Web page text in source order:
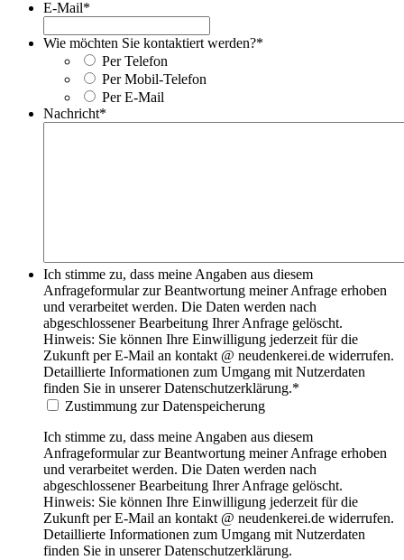
E-Mail*
Wie möchten Sie kontaktiert werden?*
Per Telefon
Per Mobil-Telefon
Per E-Mail
Nachricht*
Ich stimme zu, dass meine Angaben aus diesem
Anfrageformular zur Beantwortung meiner Anfrage erhoben
und verarbeitet werden. Die Daten werden nach
abgeschlossener Bearbeitung Ihrer Anfrage gelöscht.
Hinweis: Sie können Ihre Einwilligung jederzeit für die
Zukunft per E-Mail an kontakt @ neudenkerei.de widerrufen.
Detaillierte Informationen zum Umgang mit Nutzerdaten
finden Sie in unserer Datenschutzerklärung.*
Zustimmung zur Datenspeicherung
Ich stimme zu, dass meine Angaben aus diesem
Anfrageformular zur Beantwortung meiner Anfrage erhoben
und verarbeitet werden. Die Daten werden nach
abgeschlossener Bearbeitung Ihrer Anfrage gelöscht.
Hinweis: Sie können Ihre Einwilligung jederzeit für die
Zukunft per E-Mail an kontakt @ neudenkerei.de widerrufen.
Detaillierte Informationen zum Umgang mit Nutzerdaten
finden Sie in unserer Datenschutzerklärung.